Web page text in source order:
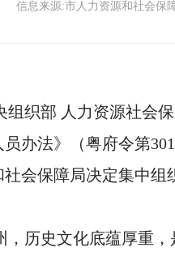
信息来源:市人力资源和社会保
组织部 人力资源社会
办法》（粤府令第
会保障局决定集中组
，历史文化底蕴厚重